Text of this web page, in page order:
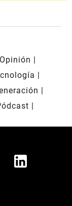
Opinión